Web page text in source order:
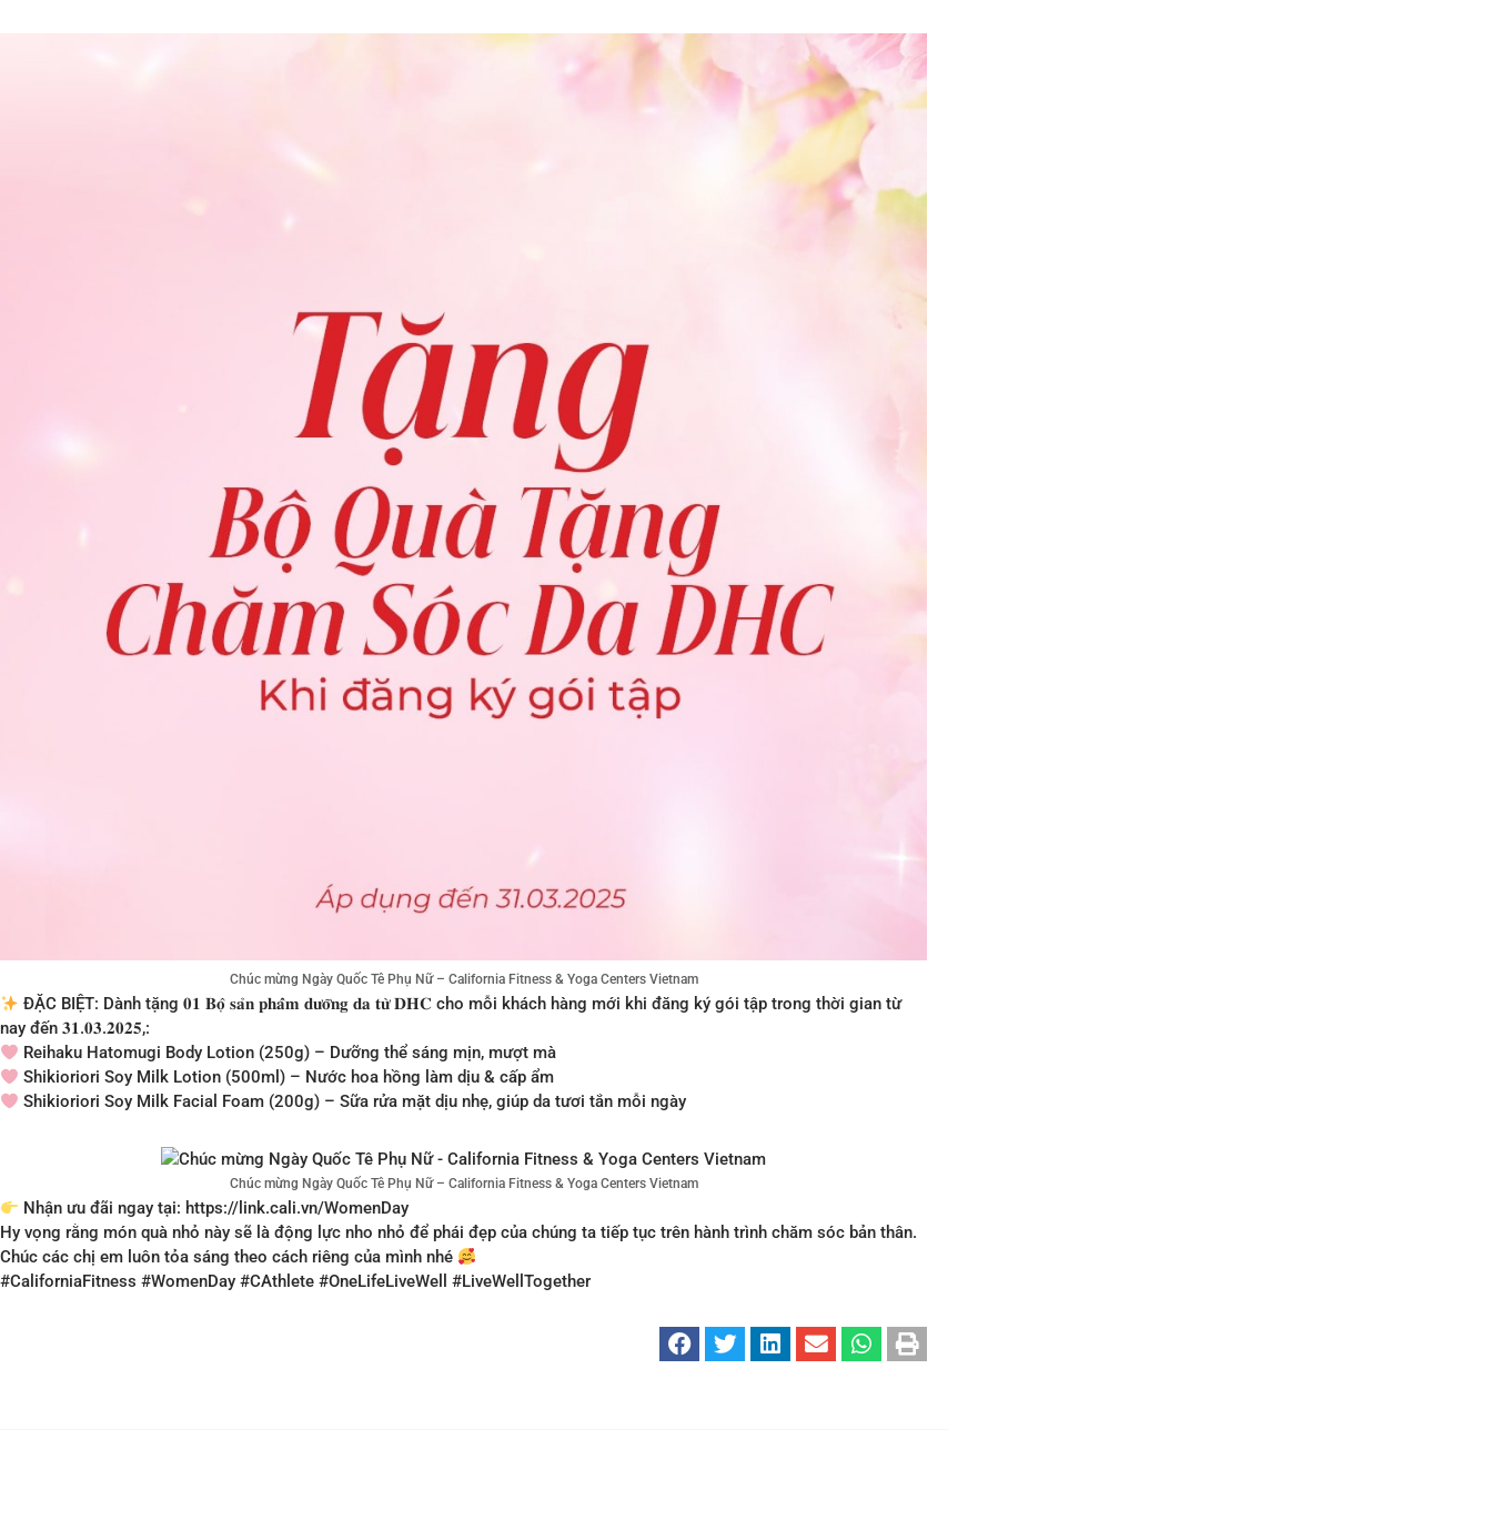
Chúc mừng Ngày Quốc Tê Phụ Nữ – California Fitness & Yoga Centers Vietnam
ĐẶC BIỆT: Dành tặng 𝟎𝟏 𝐁𝐨̣̂ 𝐬𝐚̉𝐧 𝐩𝐡𝐚̂̉𝐦 𝐝𝐮̛𝐨̛̃𝐧𝐠 𝐝𝐚 𝐭𝐮̛̀ 𝐃𝐇𝐂 cho mỗi khách hàng mới khi đăng ký gói tập trong thời gian từ
nay đến 𝟑𝟏.𝟎𝟑.𝟐𝟎𝟐𝟓,:
Reihaku Hatomugi Body Lotion (250g) – Dưỡng thể sáng mịn, mượt mà
Shikioriori Soy Milk Lotion (500ml) – Nước hoa hồng làm dịu & cấp ẩm
Shikioriori Soy Milk Facial Foam (200g) – Sữa rửa mặt dịu nhẹ, giúp da tươi tắn mỗi ngày
Chúc mừng Ngày Quốc Tê Phụ Nữ – California Fitness & Yoga Centers Vietnam
Nhận ưu đãi ngay tại: https://link.cali.vn/WomenDay
Hy vọng rằng món quà nhỏ này sẽ là động lực nho nhỏ để phái đẹp của chúng ta tiếp tục trên hành trình chăm sóc bản thân.
Chúc các chị em luôn tỏa sáng theo cách riêng của mình nhé
#CaliforniaFitness #WomenDay #CAthlete #OneLifeLiveWell #LiveWellTogether